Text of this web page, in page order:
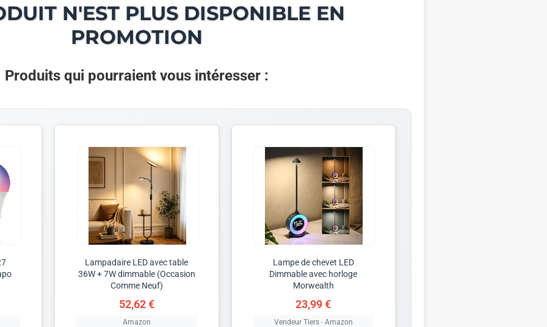
N'EST PLUS DISPONIBLE EN
PROMOTION
Produits qui pourraient vous intéresser :
Lampadaire LED avec table
36W + 7W dimmable (Occasion
Comme Neuf)
52,62 €
Amazon
Lampe de chevet LED
Dimmable avec horloge
Morwealth
23,99 €
Vendeur Tiers - Amazon